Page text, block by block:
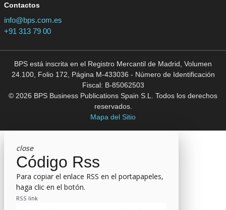
Contactos
info@bps.com.es
+91 313 79 00
BPS está inscrita en el Registro Mercantil de Madrid, Volumen
24.100, Folio 172, Página M-433036 - Número de Identificación
Fiscal: B-85062503
© 2026 BPS Business Publications Spain S.L. Todos los derechos
reservados.
Mapa del Sitio
close
Código Rss
Para copiar el enlace RSS en el portapapeles,
haga clic en el botón.
RSS link